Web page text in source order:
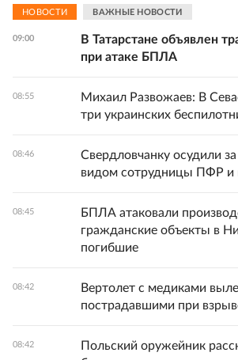
НОВОСТИ ВАЖНЫЕ НОВОСТИ
09:00
В Татарстане объявлен
при атаке БПЛА
08:55
Михаил Развожаев: В
три украинских
08:46
Свердловчанку осудили
видом сотрудницы ПФР и
08:45
БПЛА атаковали
гражданские объекты в
погибшие
08:42
Вертолет с медиками
пострадавшими при
08:42
Польский оружейник